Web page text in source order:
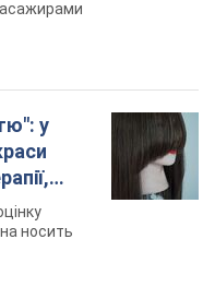
носить